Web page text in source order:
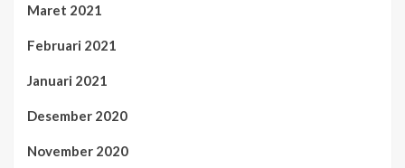
Maret 2021
Februari 2021
Januari 2021
Desember 2020
November 2020